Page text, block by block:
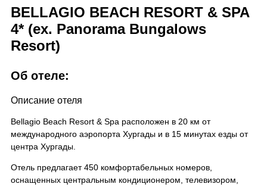
BELLAGIO BEACH RESORT & SPA
4* (ex. Panorama Bungalows
Resort)
Об отеле:
Описание отеля
Bellagio Beach Resort & Spa расположен в 20 км от
международного аэропорта Хургады и в 15 минутах езды от
центра Хургады.
Отель предлагает 450 комфортабельных номеров,
оснащенных центральным кондиционером, телевизором,